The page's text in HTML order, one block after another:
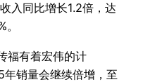
入同比增长1.2倍，达
福有着宏伟的计
销量会继续倍增，至